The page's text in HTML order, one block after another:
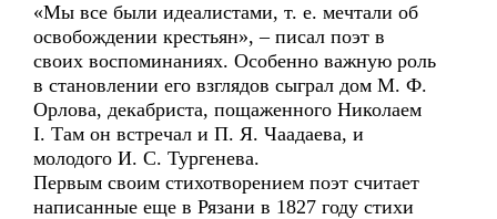
«Мы все были идеалистами, т. е. мечтали об
освобождении крестьян», – писал поэт в
своих воспоминаниях. Особенно важную роль
в становлении его взглядов сыграл дом М. Ф.
Орлова, декабриста, пощаженного Николаем
I. Там он встречал и П. Я. Чаадаева, и
молодого И. С. Тургенева.
Первым своим стихотворением поэт считает
написанные еще в Рязани в 1827 году стихи